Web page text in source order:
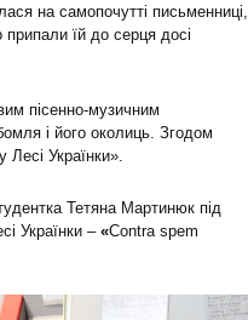
на самопочутті письменниці,
їй до серця досі
пісенно-музичним
і його околиць. Згодом
Лесі Українки».
Тетяна Мартинюк під
Українки –«Contra spem